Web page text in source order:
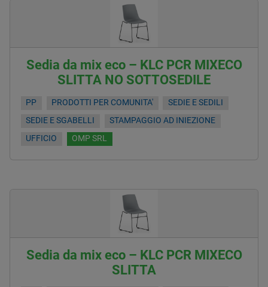
Sedia da mix eco – KLC PCR MIXECO
SLITTA NO SOTTOSEDILE
PP PRODOTTI PER COMUNITA'
SEDIE E SEDILI
SEDIE E SGABELLI
STAMPAGGIO AD INIEZIONE
UFFICIO
OMP SRL
Sedia da mix eco – KLC PCR MIXECO
SLITTA